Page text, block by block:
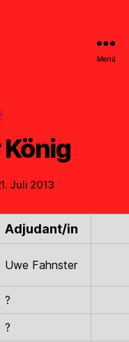
Menü
Juli 2013
Adjudant/in
Uwe Fahnster
?
?